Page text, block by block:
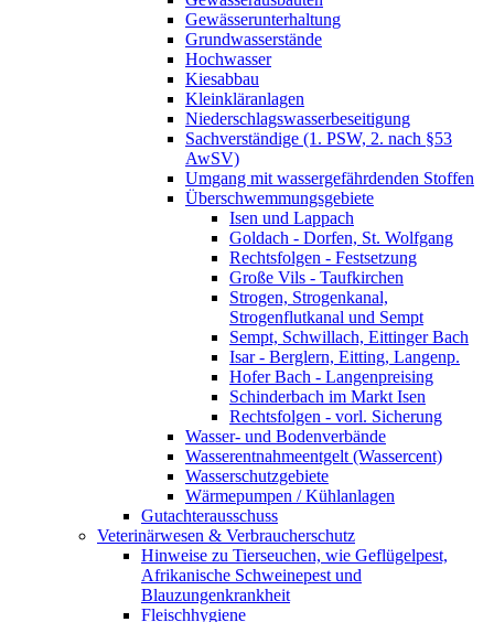
Gewässerunterhaltung
Grundwasserstände
Hochwasser
Kiesabbau
Kleinkläranlagen
Niederschlagswasserbeseitigung
Sachverständige (1. PSW, 2. nach §53
AwSV)
Umgang mit wassergefährdenden Stoffen
Überschwemmungsgebiete
Isen und Lappach
Goldach - Dorfen, St. Wolfgang
Rechtsfolgen - Festsetzung
Große Vils - Taufkirchen
Strogen, Strogenkanal,
Strogenflutkanal und Sempt
Sempt, Schwillach, Eittinger Bach
Isar - Berglern, Eitting, Langenp.
Hofer Bach - Langenpreising
Schinderbach im Markt Isen
Rechtsfolgen - vorl. Sicherung
Wasser- und Bodenverbände
Wasserentnahmeentgelt (Wassercent)
Wasserschutzgebiete
Wärmepumpen / Kühlanlagen
Gutachterausschuss
Veterinärwesen & Verbraucherschutz
Hinweise zu Tierseuchen, wie Geflügelpest,
Afrikanische Schweinepest und
Blauzungenkrankheit
Fleischhygiene